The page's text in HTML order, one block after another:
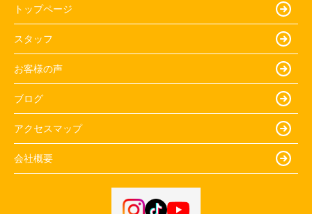
トップページ
スタッフ
お客様の声
ブログ
アクセスマップ
会社概要